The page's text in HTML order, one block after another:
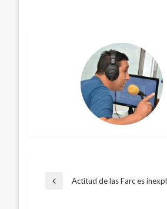
Navegación
Entrada
Actitud de las Farc es